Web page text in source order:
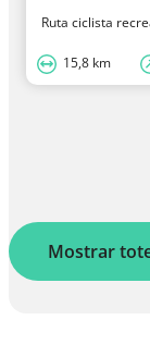
Ruta ciclista
15,8 km
Mostrar